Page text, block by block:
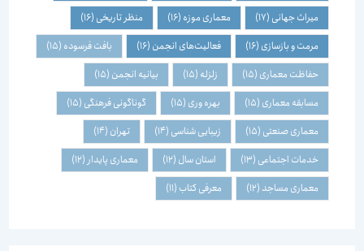
میراث جهانی(17) معماری موزه(16) منظر تاریخی(16)
مرمت و بازسازی(16) فعالیت‌های انجمن(16) بافت فرسوده(15)
حفاظت معماری(15) زلزله(15) بیانیه انجمن(15)
مسابقه معماری(15) بهره وری(15) گوناگونی فرهنگی(15)
معماری صنعتی(15) زیبایی شناسی(14) تهران(14)
خدمات اجتماعی(13) استان سال(12) معماری پایدار(12)
معماری مساجد(12) معرفی کتاب(11)